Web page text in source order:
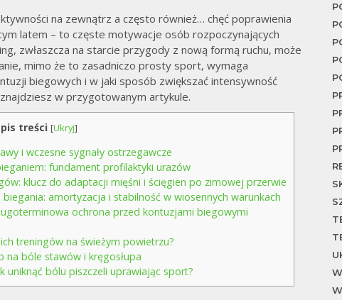
na zewnątrz a często również… chęć poprawienia
latem – to częste motywacje osób rozpoczynających
zwłaszcza na starcie przygody z nową formą ruchu, może
mimo że to zasadniczo prosty sport, wymaga
biegowych i w jaki sposób zwiększać intensywność
w przygotowanym artykule.
treści [Ukryj]
i wczesne sygnały ostrzegawcze
fundament profilaktyki urazów
klucz do adaptacji mięśni i ścięgien po zimowej przerwie
amortyzacja i stabilność w wiosennych warunkach
ochrona przed kontuzjami biegowymi
treningów na świeżym powietrzu?
na bóle stawów i kręgosłupa
bólu piszczeli uprawiając sport?